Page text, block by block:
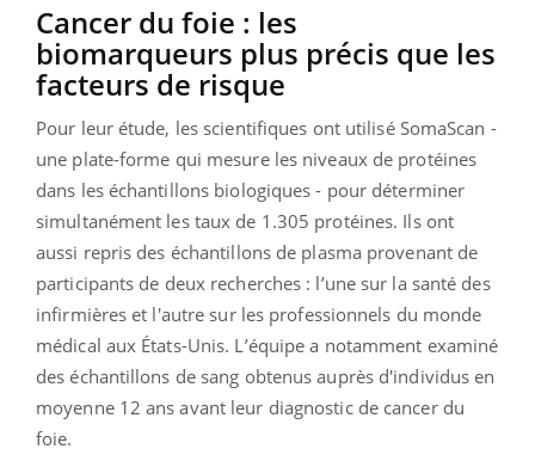
Cancer du foie : les
biomarqueurs plus précis que les
facteurs de risque
Pour leur étude, les scientifiques ont utilisé SomaScan -
une plate-forme qui mesure les niveaux de protéines
dans les échantillons biologiques - pour déterminer
simultanément ​​les taux de 1.305 protéines. Ils ont
aussi repris des échantillons de plasma provenant de
participants de deux recherches : l’une sur la santé des
infirmières et l'autre sur les professionnels du monde
médical aux États-Unis. L’équipe a notamment examiné
des échantillons de sang obtenus auprès d'individus en
moyenne 12 ans avant leur diagnostic de cancer du
foie.